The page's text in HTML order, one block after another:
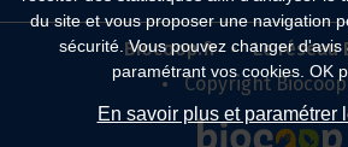
du site et vous proposer une navigation
sécurité. Vous pouvez changer
paramétrant vos cookies. OK
En savoir plus et paramétrer
Biocoop.fr
Le réseau
Copyright Biocoop